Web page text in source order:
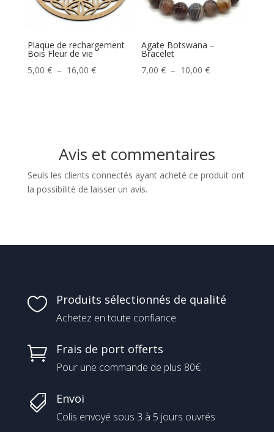
Plaque de rechargement
Bois Fleur de vie
5,00 € – 16,00 €Plage
16,00 €
Agate Botswana –
Bracelet
7,00€ – 10,00€Plage
10,00 €
Avis et commentaires
Seuls les clients connectés ayant acheté ce produit ont
la possibilité de laisser un avis.
 Produits sélectionnés de qualité
Achetez en toute confiance
 Frais de port offerts
Pour une commande de plus 80€
 Envoi
Colis envoyé sous 3 à 5 jours ouvrés